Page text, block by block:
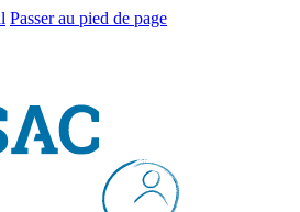
Passer au pied de page